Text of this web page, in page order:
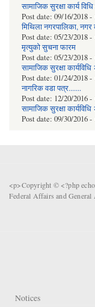
सामाजिक सुरक्षा कार्य
Post date: 09/16/2018 -
मिथिला नगरपालिका, नगर
Post date: 05/23/2018 -
मृत्युको सुचना फारम
Post date: 05/23/2018 -
सामाजिक सुरक्षा
Post date: 01/24/2018 -
नागरिक वडा पत्र.......
Post date: 12/20/2016 -
सामाजिक सुरक्षा
Post date: 09/30/2016 -
<p>Copyright © <?php
Federal Affairs and
Notices